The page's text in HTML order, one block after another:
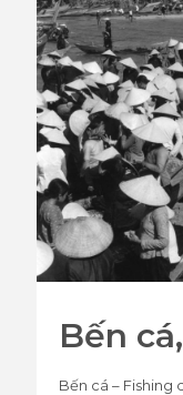
Bến
Bến cá – Fishing